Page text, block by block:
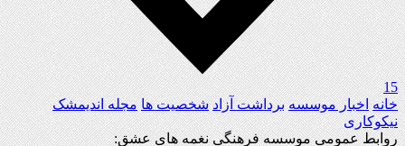
15
خانه اخبار موسسه برداشت آزاد شخصیت ها مجله اندیمشک
نیکوکاری
روابط عمومی موسسه فرهنگی نغمه های عشق: